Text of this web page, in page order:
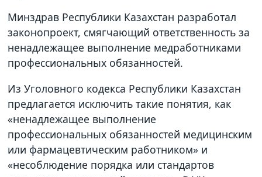
Минздрав Республики Казахстан разработал
законопроект, смягчающий ответственность за
ненадлежащее выполнение медработниками
профессиональных обязанностей.
Из Уголовного кодекса Республики Казахстан
предлагается исключить такие понятия, как
«ненадлежащее выполнение
профессиональных обязанностей медицинским
или фармацевтическим работником» и
«несоблюдение порядка или стандартов